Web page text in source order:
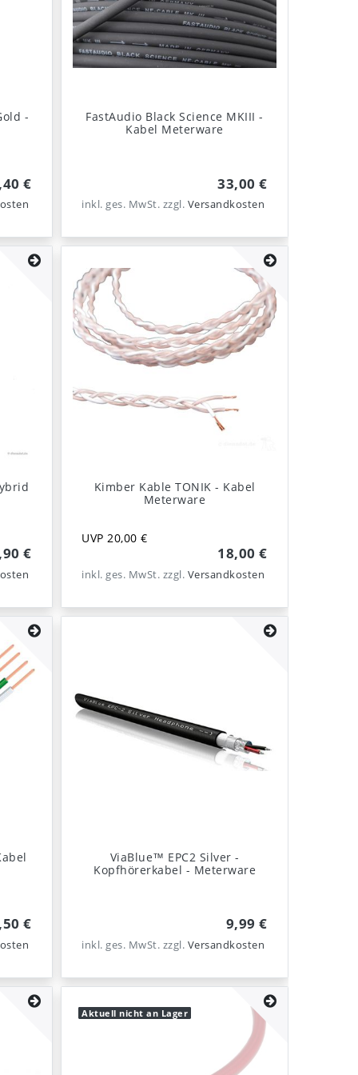
-
€
FastAudio Black Science MKIII -
Kabel Meterware
33,00 €
inkl. ges. MwSt. zzgl. Versandkosten
€
Kimber Kable TONIK - Kabel
Meterware
UVP 20,00 €
18,00 €
inkl. ges. MwSt. zzgl. Versandkosten
€
ViaBlue™ EPC2 Silver -
Kopfhörerkabel - Meterware
9,99 €
inkl. ges. MwSt. zzgl. Versandkosten
Aktuell nicht an Lager